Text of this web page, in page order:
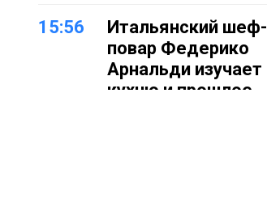
15:56
Итальянский шеф-
повар Федерико
Арнальди изучает
кухню и прошлое